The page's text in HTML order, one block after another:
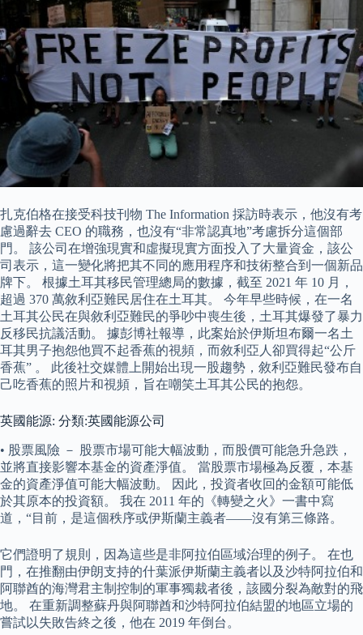
扎克伯格在接受科技刊物 The Information 採訪時表示，他沒有考
慮過辭去 CEO 的職務，也沒有“非常認真地”考慮拆分這個部
門。 該公司在增強現實和虛擬現實方面投入了大量資金，該公
司表示，這一變化將把其不同的應用程序和技術整合到一個新品
牌下。 根據土耳其移民管理總局的數據，截至 2021 年 10 月，
超過 370 萬敘利亞難民居住在土耳其。 今年早些時候，在一名
土耳其公民在與敘利亞難民的爭吵中喪生後，土耳其爆發了暴力
反移民抗議活動。 據彭博社報導，此案始於伊斯坦布爾一名土
耳其男子抱怨他買不起香蕉的視頻，而敘利亞人卻買得起“公斤
香蕉” 。 此後社交媒體上開始出現一股趨勢，敘利亞難民發布自
己吃香蕉的照片和視頻，旨在嘲笑土耳其公民的抱怨。
英國能源: 分類:英國能源公司
• 股票風險 － 股票市場可能大幅波動，而股價可能急升急跌，
並將直接影響本基金的資產淨值。 當股票市場極為反覆，本基
金的資產淨值可能大幅波動。 因此，投資者收回的金額可能低
於其原本的投資額。 我在 2011 年的《轉變之火》一書中寫
道，“目前，是這個秩序或伊斯蘭主義者——沒有第三條路。
它們證明了規則，因為這些是非阿拉伯區域治理的例子。 在也
門，在推翻由伊朗支持的什葉派伊斯蘭主義者以及沙特阿拉伯和
阿聯酋的海灣君主制控制的軍事獨裁者後，該國分裂為敵對的飛
地。 在重新調整蘇丹與阿聯酋和沙特阿拉伯結盟的地區立場的
嘗試以失敗告終之後，他在 2019 年倒台。